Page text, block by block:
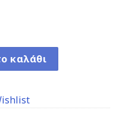
REDMI 9A/REDMI
καλάθι